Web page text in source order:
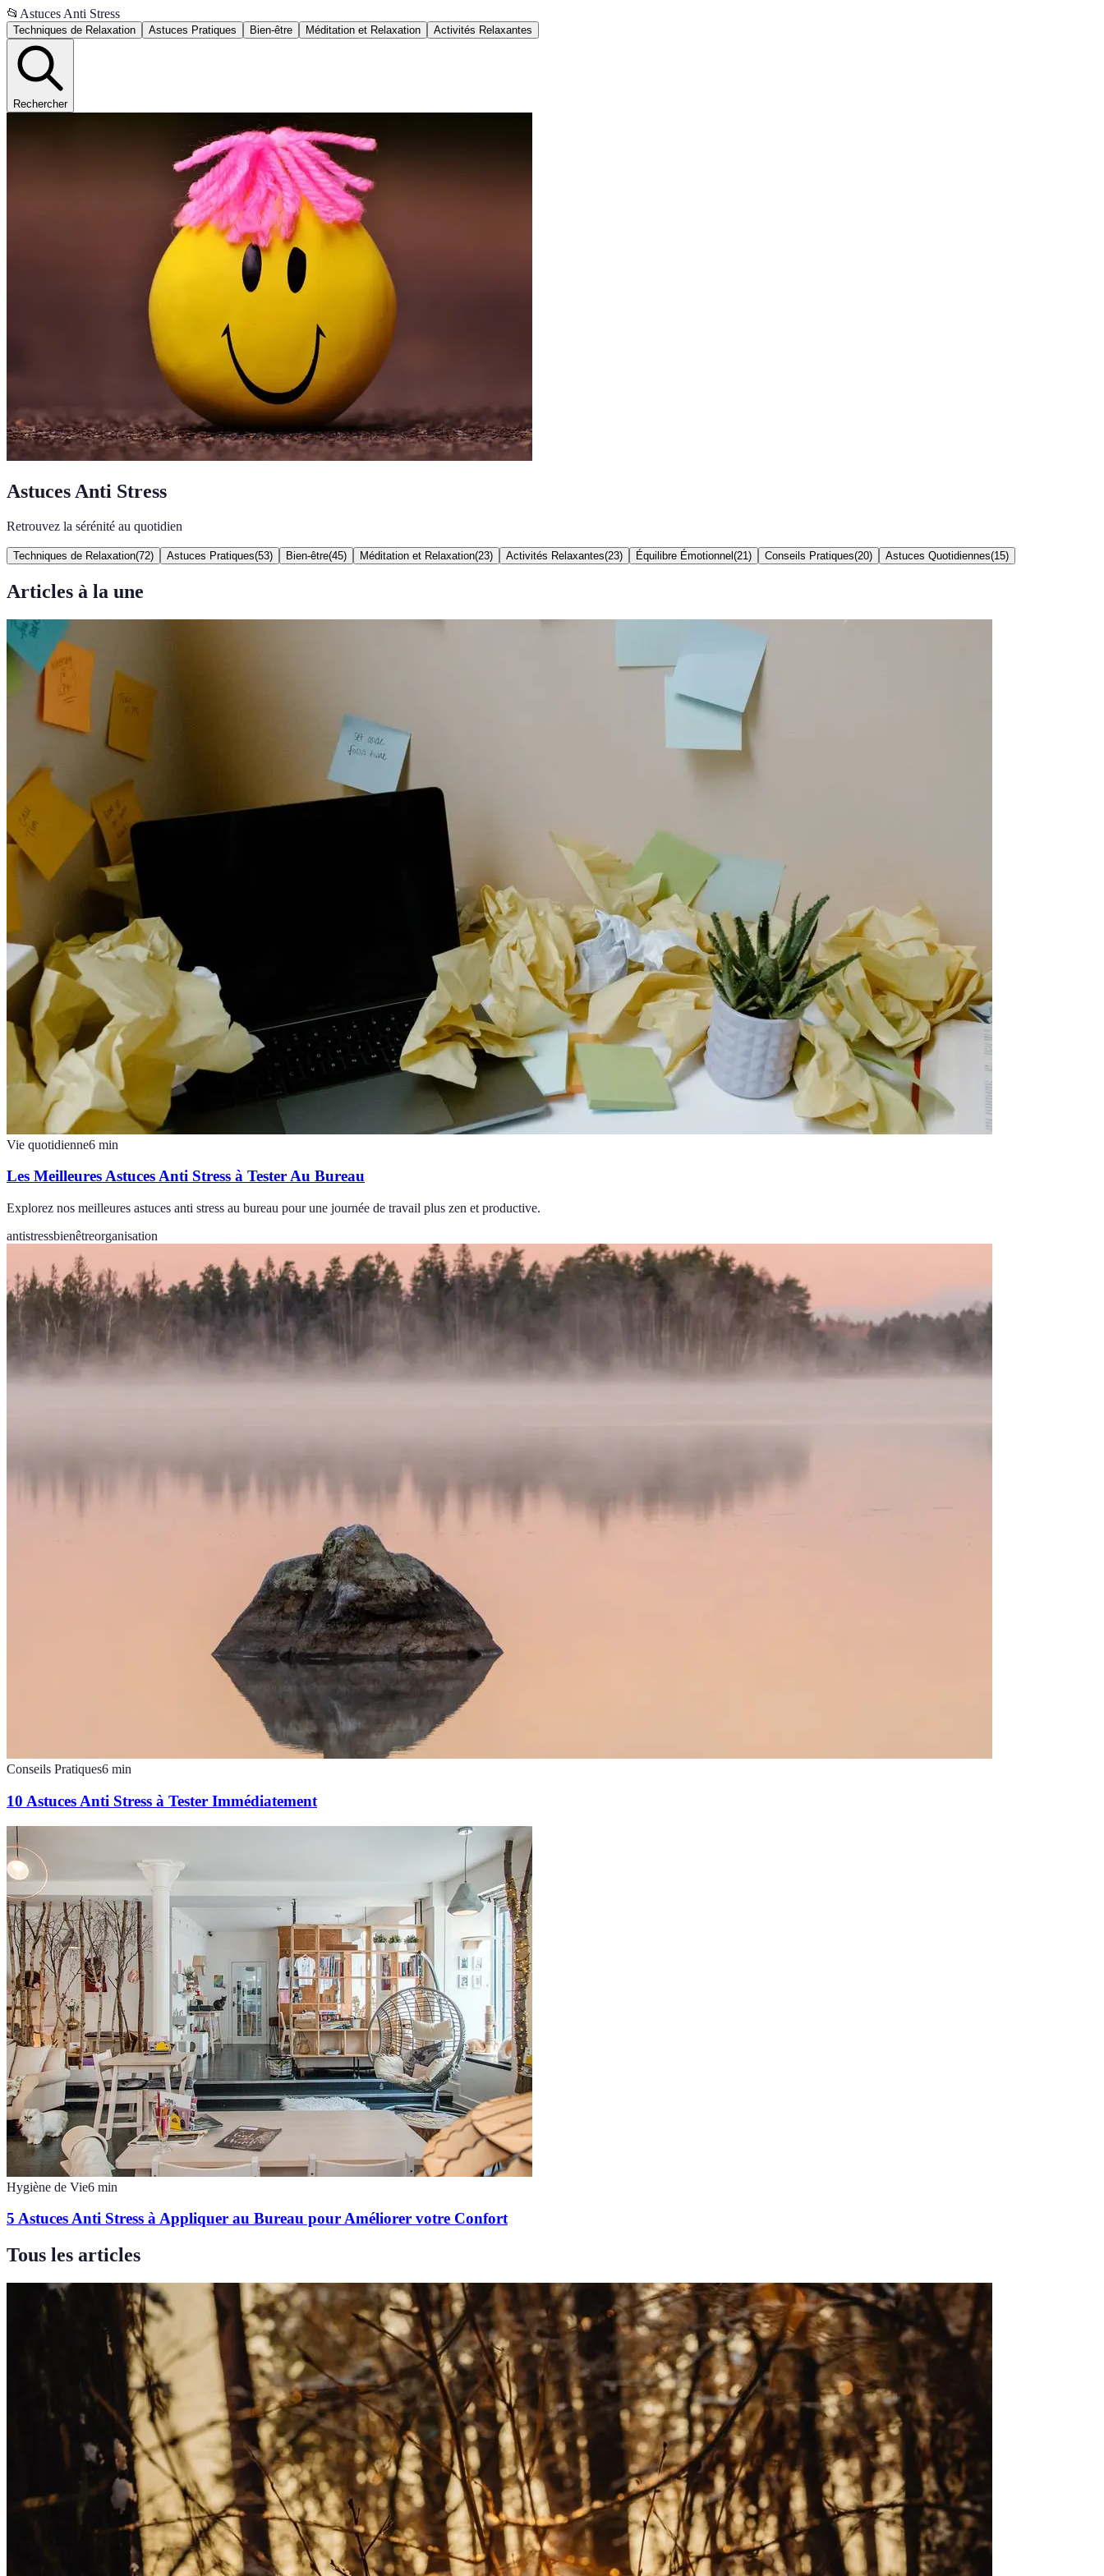
📂 Astuces Anti Stress
Techniques de Relaxation Astuces Pratiques Bien-être Méditation et Relaxation Activités Relaxantes
Rechercher
Astuces Anti Stress
Retrouvez la sérénité au quotidien
Techniques de Relaxation(72) Astuces Pratiques(53) Bien-être(45) Méditation et Relaxation(23) Activités Relaxantes(23) Équilibre Émotionnel (21 ) Conseils Pratiques(20) Astuces Quotidiennes(15)
Articles à la une
Vie quotidienne6 min
Les Meilleures Astuces Anti Stress à Tester Au Bureau
Explorez nos meilleures astuces anti stress au bureau pour une journée de travail plus zen et productive.
antistressbienêtreorganisation
Conseils Pratiques6 min
10 Astuces Anti Stress à Tester Immédiatement
Hygiène de Vie6 min
5 Astuces Anti Stress à Appliquer au Bureau pour Améliorer votre Confort
Tous les articles